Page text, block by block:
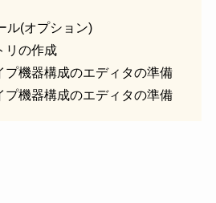
ル(オプション)
リの作成
プ機器構成のエディタの準備
プ機器構成のエディタの準備